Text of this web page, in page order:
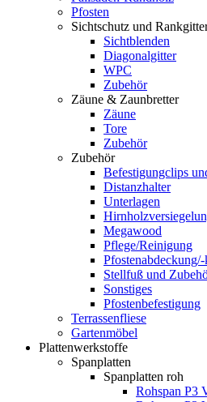
Pfosten
Sichtschutz und
Sichtblenden
Diagonalgitter
WPC
Zubehör
Zäune & Zaunbretter
Zäune
Tore
Zubehör
Zubehör
Befestigungclips
Distanzhalter
Unterlagen
Megawood
Pflege/Reinigung
Pfostenabdeckung/-
Stellfuß und
Sonstiges
Pfostenbefestigung
Terrassenfliese
Gartenmöbel
Plattenwerkstoffe
Spanplatten
Spanplatten roh
Rohspan P3